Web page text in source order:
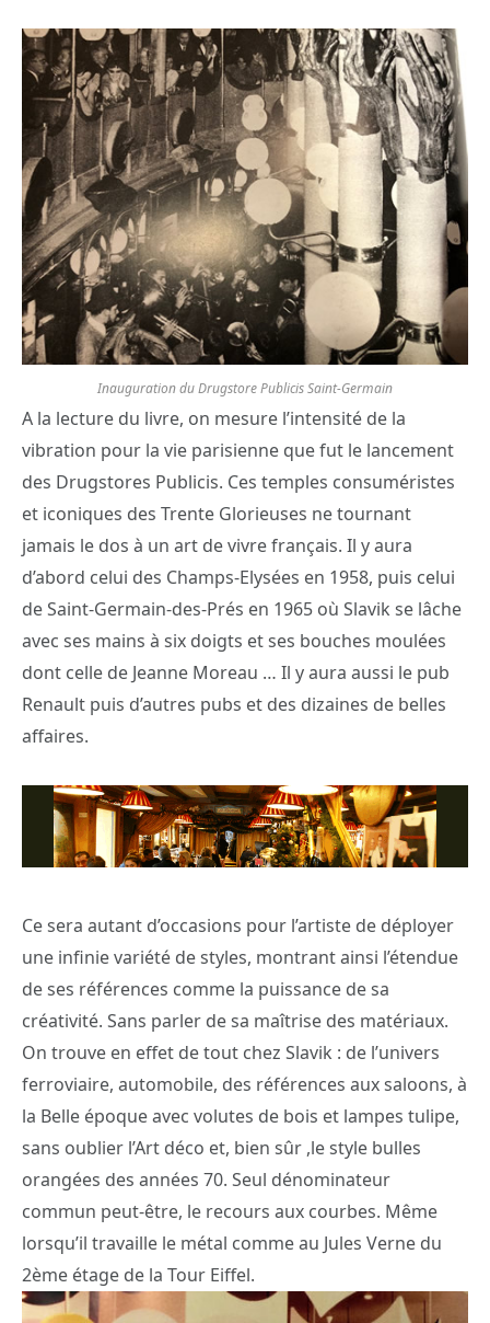
Inauguration du Drugstore Publicis Saint-Germain
A la lecture du livre, on mesure l’intensité de la
vibration pour la vie parisienne que fut le lancement
des Drugstores Publicis. Ces temples consuméristes
et iconiques des Trente Glorieuses ne tournant
jamais le dos à un art de vivre français. Il y aura
d’abord celui des Champs-Elysées en 1958, puis celui
de Saint-Germain-des-Prés en 1965 où Slavik se lâche
avec ses mains à six doigts et ses bouches moulées
dont celle de Jeanne Moreau … Il y aura aussi le pub
Renault puis d’autres pubs et des dizaines de belles
affaires.
Ce sera autant d’occasions pour l’artiste de déployer
une infinie variété de styles, montrant ainsi l’étendue
de ses références comme la puissance de sa
créativité. Sans parler de sa maîtrise des matériaux.
On trouve en effet de tout chez Slavik : de l’univers
ferroviaire, automobile, des références aux saloons, à
la Belle époque avec volutes de bois et lampes tulipe,
sans oublier l’Art déco et, bien sûr ,le style bulles
orangées des années 70. Seul dénominateur
commun peut-être, le recours aux courbes. Même
lorsqu’il travaille le métal comme au Jules Verne du
2ème étage de la Tour Eiffel.